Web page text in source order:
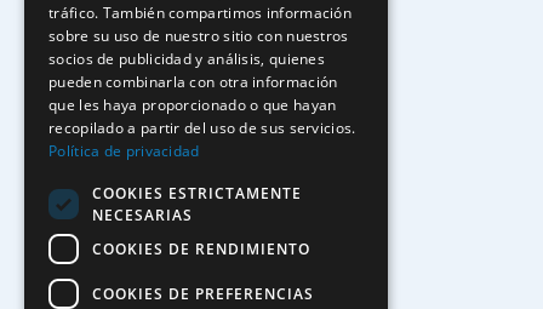
tráfico. También compartimos información
sobre su uso de nuestro sitio con nuestros
socios de publicidad y análisis, quienes
pueden combinarla con otra información
que les haya proporcionado o que hayan
recopilado a partir del uso de sus servicios.
Política de privacidad
COOKIES ESTRICTAMENTE
NECESARIAS
COOKIES DE RENDIMIENTO
COOKIES DE PREFERENCIAS